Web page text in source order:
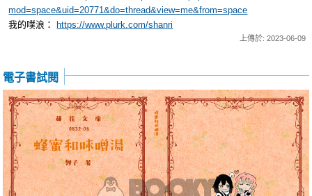
mod=space&uid=20771&do=thread&view=me&from=space
我的噗浪：
https://www.plurk.com/shanri
上傳於: 2023-06-09
電子書試閱